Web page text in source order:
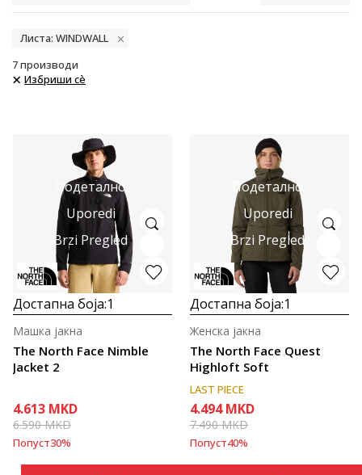
Листа: WINDWALL
7производи
Избриши сè
Подетално
Uporedi
Brzi Pregled
Достапна боја:1
The North Face Nimble
Jacket 2
Машка јакна
4.613 MKD
6.590MKD
Попуст30%
Подетално
Uporedi
Brzi Pregled
Достапна боја:1
The North Face Quest
Highloft Soft
Женска јакна
LAST PIECE
4.494 MKD
7.490MKD
Попуст40%